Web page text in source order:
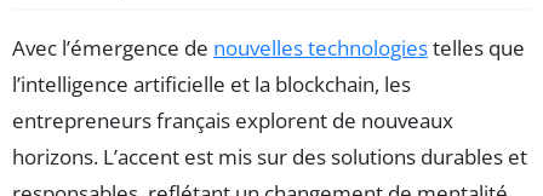
Avec l’émergence de nouvelles technologiestelles que
l’intelligence artificielle et la blockchain, les
entrepreneurs français explorent de nouveaux
horizons. L’accent est mis sur des solutions durables et